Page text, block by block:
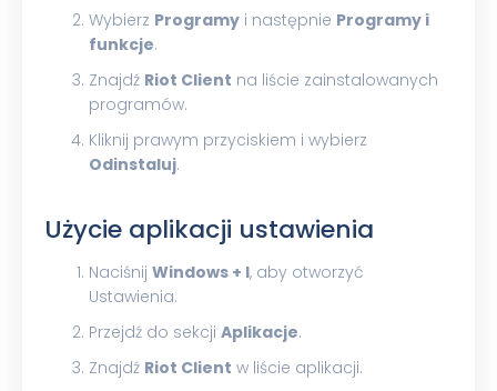
Wybierz Programy i następnie Programy i
funkcje.
Znajdź Riot Client na liście zainstalowanych
programów.
Kliknij prawym przyciskiem i wybierz
Odinstaluj.
Użycie aplikacji ustawienia
Naciśnij Windows + I, aby otworzyć
Ustawienia.
Przejdź do sekcji Aplikacje.
Znajdź Riot Client w liście aplikacji.